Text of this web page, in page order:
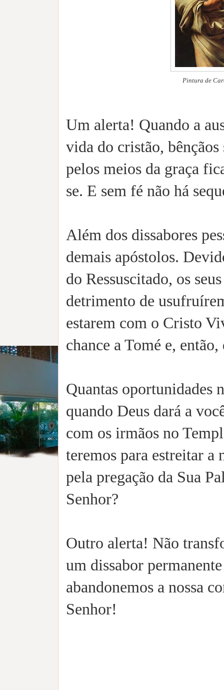
Pintura de
Um alerta! Quando a
vida do cristão,
pelos meios da graça
se. E sem fé não há
Além dos dissabores
demais apóstolos.
do Ressuscitado, os
detrimento de
estarem com o Cristo
chance a Tomé e,
Quantas oportunidades
quando Deus dará a
com os irmãos no
teremos para estreitar a
pela pregação da Sua
Senhor?
Outro alerta! Não
um dissabor
abandonemos a nossa
Senhor!